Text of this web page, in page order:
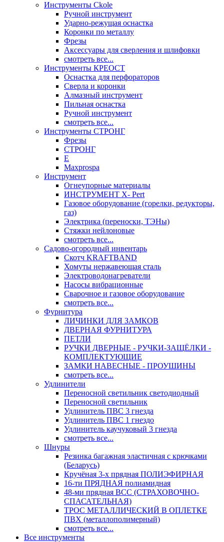
Инструменты Ckole
Ручной инструмент
Ударно‑режущая оснастка
Коронки по металлу
Фрезы
Аксессуары для сверления и шлифовки
смотреть все...
Инструменты КРЕОСТ
Оснастка для перфораторов
Сверла и коронки
Алмазный инструмент
Пильная оснастка
Ручной инструмент
смотреть все...
Инструменты СТРОНГ
Фрезы
СТРОНГ
Е
Maxprospa
Инструмент
Огнеупорные материалы
ИНСТРУМЕНТ X- Pert
Газовое оборудование (горелки, редукторы,
газ)
Электрика (переноски, ТЭНы)
Стяжки нейлоновые
смотреть все...
Садово-огородный инвентарь
Скотч KRAFTBAND
Хомуты нержавеющая сталь
Электроводонагреватели
Насосы вибрационные
Сварочное и газовое оборудование
смотреть все...
Фурнитура
ЛИЧИНКИ ДЛЯ ЗАМКОВ
ДВЕРНАЯ ФУРНИТУРА
ПЕТЛИ
РУЧКИ ДВЕРНЫЕ - РУЧКИ-ЗАЩЁЛКИ -
КОМПЛЕКТУЮЩИЕ
ЗАМКИ НАВЕСНЫЕ - ПРОУШИНЫ
смотреть все...
Удлинители
Переносной светильник светодиодный
Переносной светильник
Удлинитель ПВС 3 гнезда
Удлинитель ПВС 1 гнездо
Удлинитель каучуковый 3 гнезда
смотреть все...
Шнуры
Резинка багажная эластичная с крючками
(Беларусь)
Кручёная 3-х прядная ПОЛИЭФИРНАЯ
16-ти ПРЯДНАЯ полиамидная
48-ми прядная ВСС (СТРАХОВОЧНО-
СПАСАТЕЛЬНАЯ)
ТРОС МЕТАЛЛИЧЕСКИЙ В ОПЛЕТКЕ
ПВХ (металлополимерный)
смотреть все...
Все инструменты